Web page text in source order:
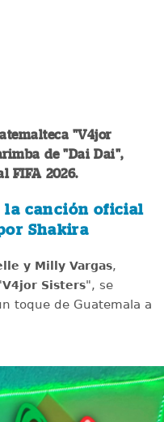
"V4jor
de "Dai Dai",
FIFA 2026.
la canción oficial
Shakira
y Milly Vargas,
V4jor Sisters", se
toque de Guatemala a